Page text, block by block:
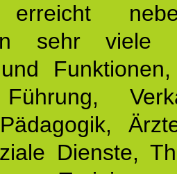
sehr viele
Dienste,